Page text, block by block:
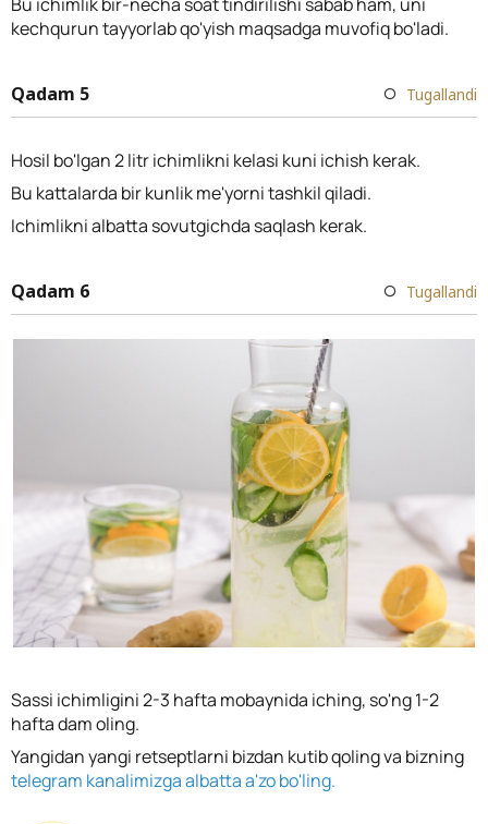
kechqurun tayyorlab qo'yish maqsadga muvofiq bo'ladi.
Qadam 5 Tugallandi
Hosil bo'lgan 2 litr ichimlikni kelasi kuni ichish kerak.
Bu kattalarda bir kunlik me'yorni tashkil qiladi.
Ichimlikni albatta sovutgichda saqlash kerak.
Qadam 6 Tugallandi
Sassi ichimligini 2-3 hafta mobaynida iching, so'ng 1-2
hafta dam oling.
Yangidan yangi retseptlarni bizdan kutib qoling va bizning
telegram kanalimizga albatta a'zo bo'ling.